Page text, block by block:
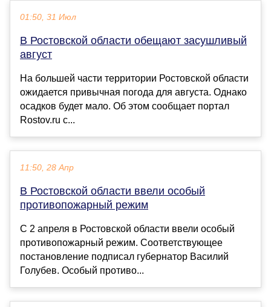
01:50, 31 Июл
В Ростовской области обещают засушливый
август
На большей части территории Ростовской области
ожидается привычная погода для августа. Однако
осадков будет мало. Об этом сообщает портал
Rostov.ru c...
11:50, 28 Апр
В Ростовской области ввели особый
противопожарный режим
С 2 апреля в Ростовской области ввели особый
противопожарный режим. Соответствующее
постановление подписал губернатор Василий
Голубев. Особый противо...